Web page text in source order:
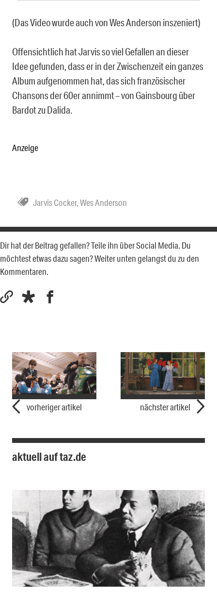
(Das Video wurde auch von Wes Anderson inszeniert)
Offensichtlich hat Jarvis so viel Gefallen an dieser
Idee gefunden, dass er in der Zwischenzeit ein ganzes
Album aufgenommen hat, das sich französischer
Chansons der 60er annimmt – von Gainsbourg über
Bardot zu Dalida.
Anzeige
Jarvis Cocker,Wes Anderson
Dir hat der Beitrag gefallen? Teile ihn über Social Media. Du
möchtest etwas dazu sagen? Weiter unten gelangst du zu den
Kommentaren.
vorheriger artikel nächster artikel
aktuell auf taz.de